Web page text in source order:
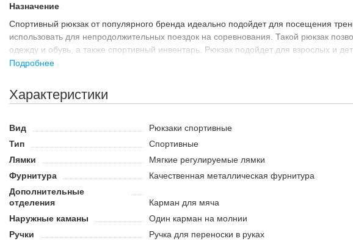
Назначение
Спортивный рюкзак от популярного бренда идеально подойдет для посещения
использовать для непродолжительных поездок на соревнования. Такой рюкзак
одежду и обувь, а также спортивный инвентарь. Рюкзак подойдет для взрослых и
Преимущества:
Усиленная спинка для максимального комфорта.
Подробнее
Характеристики
Вид
Рюкзаки спортивные
Тип
Спортивные
Лямки
Мягкие регулируемые лямки
Фурнитура
Качественная металлическая фурнитура
Дополнительные
отделения
Карман для мяча
Наружные каманы
Один карман на молнии
Ручки
Ручка для переноски в руках